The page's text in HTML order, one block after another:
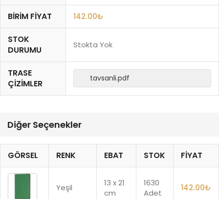
BIRIM FIYAT 142.00₺
STOK
DURUMU
Stokta Yok
TRASE
ÇIZIMLER
tavsanli.pdf
Diğer Seçenekler
GÖRSEL RENK EBAT STOK FIYAT
Yeşil
13 x 21
cm
1630
Adet
142.00₺